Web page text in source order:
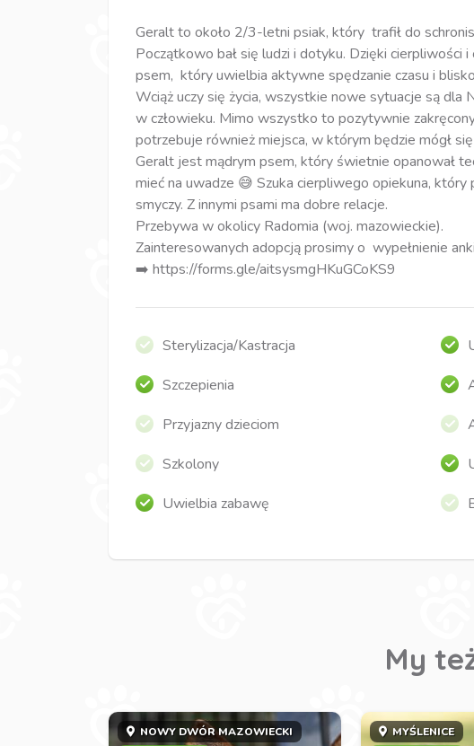
Geralt to około 2/3-letni psiak, który trafił do
Początkowo bał się ludzi i dotyku. Dzięki cierpliwości
psem, który uwielbia aktywne spędzanie czasu i
Wciąż uczy się życia, wszystkie nowe sytuacje są
w człowieku. Mimo wszystko to pozytywnie
potrzebuje również miejsca, w którym będzie mógł
Geralt jest mądrym psem, który świetnie opanował
mieć na uwadze 😅 Szuka cierpliwego opiekuna, który
smyczy. Z innymi psami ma dobre relacje.
Przebywa w okolicy Radomia (woj. mazowieckie).
Zainteresowanych adopcją prosimy o wypełnienie
➡️ https://forms.gle/aitsysmgHKuGCoKS9
Sterylizacja/Kastracja
Szczepienia
Przyjazny dzieciom
Szkolony
Uwielbia zabawę
My
NOWY DWÓR MAZOWIECKI
MYŚLENICE